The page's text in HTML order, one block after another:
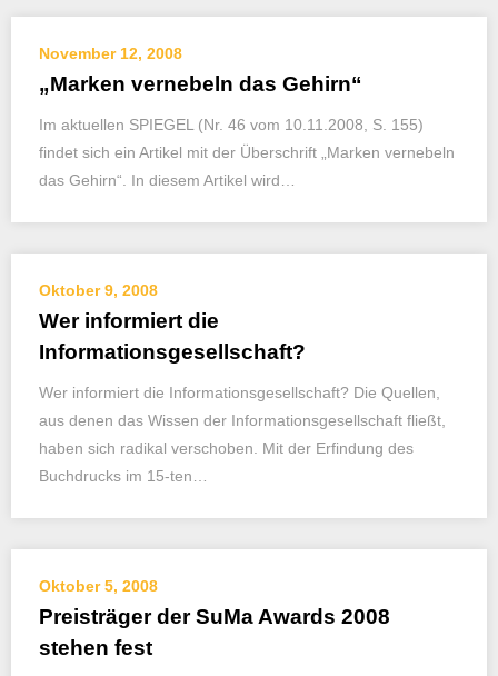
November 12, 2008
„Marken vernebeln das Gehirn“
Im aktuellen SPIEGEL (Nr. 46 vom 10.11.2008, S. 155)
findet sich ein Artikel mit der Überschrift „Marken vernebeln
das Gehirn“. In diesem Artikel wird…
Oktober 9, 2008
Wer informiert die
Informationsgesellschaft?
Wer informiert die Informationsgesellschaft? Die Quellen,
aus denen das Wissen der Informationsgesellschaft fließt,
haben sich radikal verschoben. Mit der Erfindung des
Buchdrucks im 15-ten…
Oktober 5, 2008
Preisträger der SuMa Awards 2008
stehen fest